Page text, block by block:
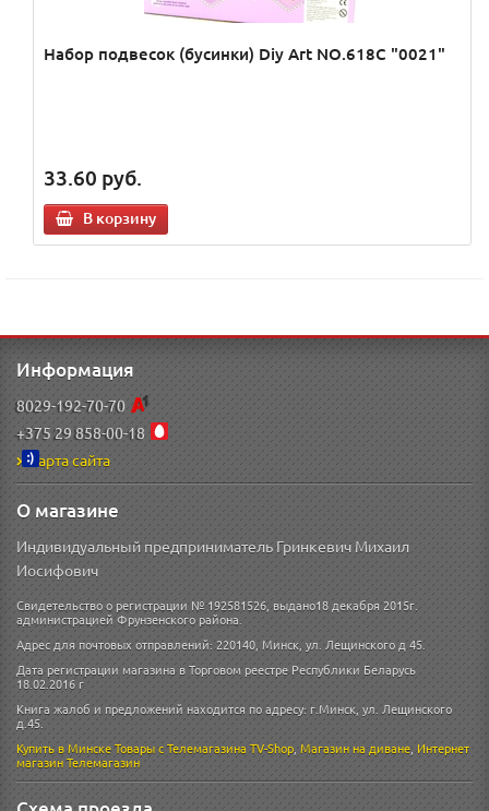
Набор подвесок (бусинки) Diy Art NO.618C "0021"
33.60 руб.
В корзину
Информация
8029-192-70-70
+375 29 858-00-18
Карта сайта
О магазине
Индивидуальный предприниматель Гринкевич Михаил
Иосифович
Свидетельство о регистрации № 192581526, выдано18 декабря 2015г.
администрацией Фрунзенского района.
Адрес для почтовых отправлений: 220140, Минск, ул. Лещинского д 45.
Дата регистрации магазина в Торговом реестре Республики Беларусь
18.02.2016 г
Книга жалоб и предложений находится по адресу: г.Минск, ул. Лещинского
д.45.
Купить в МинскеТовары с Телемагазина TV-Shop,Магазин на диване,Интернет
магазинТелемагазин